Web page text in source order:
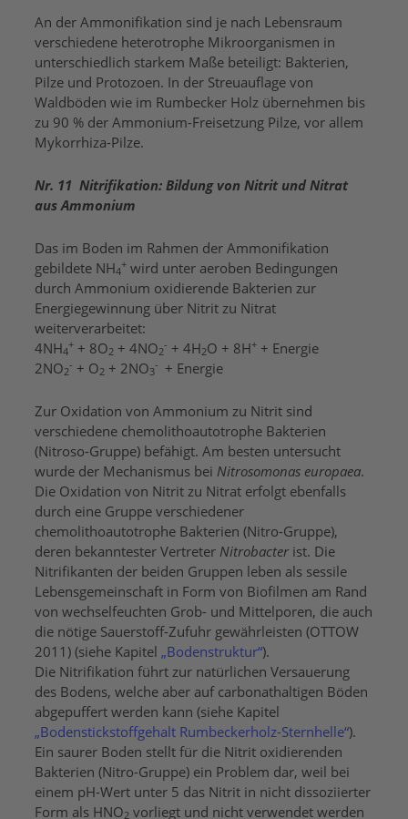
An der Ammonifikation sind je nach Lebensraum
verschiedene heterotrophe Mikroorganismen in
unterschiedlich starkem Maße beteiligt: Bakterien,
Pilze und Protozoen. In der Streuauflage von
Waldböden wie im Rumbecker Holz übernehmen bis
zu 90 % der Ammonium-Freisetzung Pilze, vor allem
Mykorrhiza-Pilze.
Nr. 11 Nitrifikation: Bildung von Nitrit und Nitrat
aus Ammonium
Das im Boden im Rahmen der Ammonifikation
gebildete NH4
+wird unter aeroben Bedingungen
durch Ammonium oxidierende Bakterien zur
Energiegewinnung über Nitrit zu Nitrat
weiterverarbeitet:
4NH4
++ 8O2 + 4NO2
- + 4H2O + 8H++ Energie
2NO2
- + O2 + 2NO3
- + Energie
Zur Oxidation von Ammonium zu Nitrit sind
verschiedene chemolithoautotrophe Bakterien
(Nitroso-Gruppe) befähigt. Am besten untersucht
wurde der Mechanismus bei Nitrosomonas europaea.
Die Oxidation von Nitrit zu Nitrat erfolgt ebenfalls
durch eine Gruppe verschiedener
chemolithoautotrophe Bakterien (Nitro-Gruppe),
deren bekanntester Vertreter Nitrobacterist. Die
Nitrifikanten der beiden Gruppen leben als sessile
Lebensgemeinschaft in Form von Biofilmen am Rand
von wechselfeuchten Grob- und Mittelporen, die auch
die nötige Sauerstoff-Zufuhr gewährleisten (OTTOW
2011) (siehe Kapitel „Bodenstruktur“).
Die Nitrifikation führt zur natürlichen Versauerung
des Bodens, welche aber auf carbonathaltigen Böden
abgepuffert werden kann (siehe Kapitel
„Bodenstickstoffgehalt Rumbeckerholz-Sternhelle“).
Ein saurer Boden stellt für die Nitrit oxidierenden
Bakterien (Nitro-Gruppe) ein Problem dar, weil bei
einem pH-Wert unter 5 das Nitrit in nicht dissoziierter
Form als HNO2 vorliegt und nicht verwendet werden